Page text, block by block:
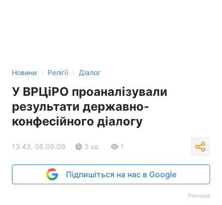
Новини › Релігії › Діалог
У ВРЦіРО проаналізували
результати державно-
конфесійного діалогу
13:43, 06.09.09 3 хв. 1
Підпишіться на нас в Google
Реклама